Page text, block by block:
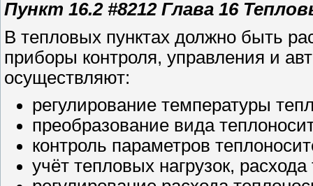
Пункт 16.2 #8212 Глава 16
В тепловых пунктах должно быть
приборы контроля, управления и
осуществляют:
регулирование температуры
преобразование вида
контроль параметров
учёт тепловых нагрузок,